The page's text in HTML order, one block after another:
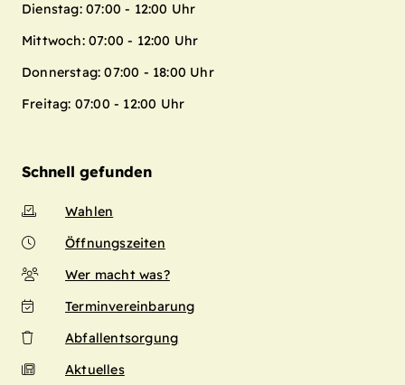
Dienstag: 07:00 - 12:00 Uhr
Mittwoch: 07:00 - 12:00 Uhr
Donnerstag: 07:00 - 18:00 Uhr
Freitag: 07:00 - 12:00 Uhr
Schnell gefunden
Wahlen
Öffnungszeiten
Wer macht was?
Terminvereinbarung
Abfallentsorgung
Aktuelles